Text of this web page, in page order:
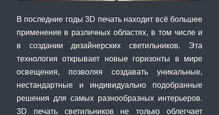
В последние годы 3D печать находит всё большее
применение в различных областях, в том числе и
в создании дизайнерских светильников. Эта
технология открывает новые горизонты в мире
освещения, позволяя создавать уникальные,
нестандартные и индивидуально подобранные
решения для самых разнообразных интерьеров.
3D печать светильников не только облегчает